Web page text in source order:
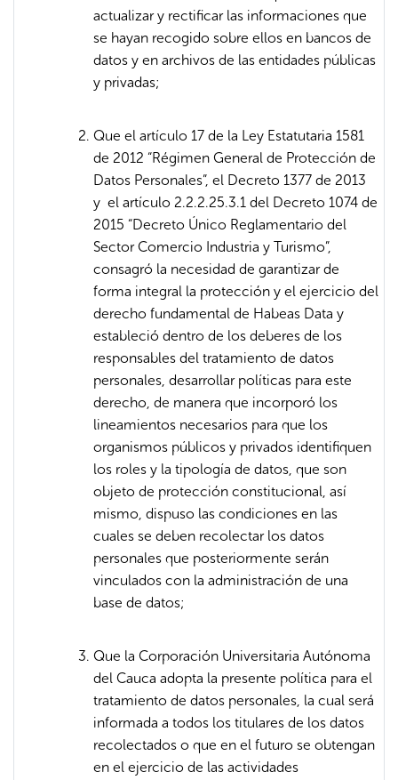
actualizar y rectificar las informaciones que
se hayan recogido sobre ellos en bancos de
datos y en archivos de las entidades públicas
y privadas;
Que el artículo 17 de la Ley Estatutaria 1581
de 2012 “Régimen General de Protección de
Datos Personales”, el Decreto 1377 de 2013
y el artículo 2.2.2.25.3.1 del Decreto 1074 de
2015 “Decreto Único Reglamentario del
Sector Comercio Industria y Turismo”,
consagró la necesidad de garantizar de
forma integral la protección y el ejercicio del
derecho fundamental de Habeas Data y
estableció dentro de los deberes de los
responsables del tratamiento de datos
personales, desarrollar políticas para este
derecho, de manera que incorporó los
lineamientos necesarios para que los
organismos públicos y privados identifiquen
los roles y la tipología de datos, que son
objeto de protección constitucional, así
mismo, dispuso las condiciones en las
cuales se deben recolectar los datos
personales que posteriormente serán
vinculados con la administración de una
base de datos;
Que la Corporación Universitaria Autónoma
del Cauca adopta la presente política para el
tratamiento de datos personales, la cual será
informada a todos los titulares de los datos
recolectados o que en el futuro se obtengan
en el ejercicio de las actividades